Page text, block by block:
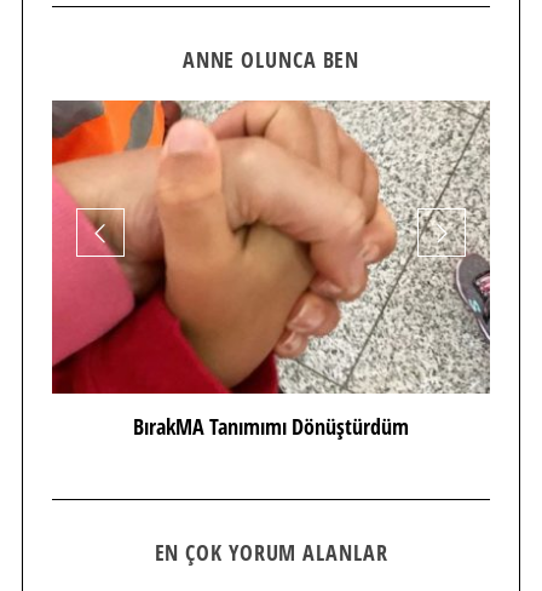
ANNE OLUNCA BEN
BırakMA Tanımımı Dönüştürdüm
EN ÇOK YORUM ALANLAR